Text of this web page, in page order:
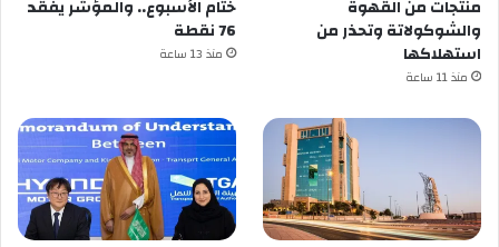
منتجات من القهوة
والشوكولاتة وتحذر من
استهلاكها
منذ 11 ساعة
ختام الأسبوع.. والمؤشر يفقد
76 نقطة
منذ 13 ساعة